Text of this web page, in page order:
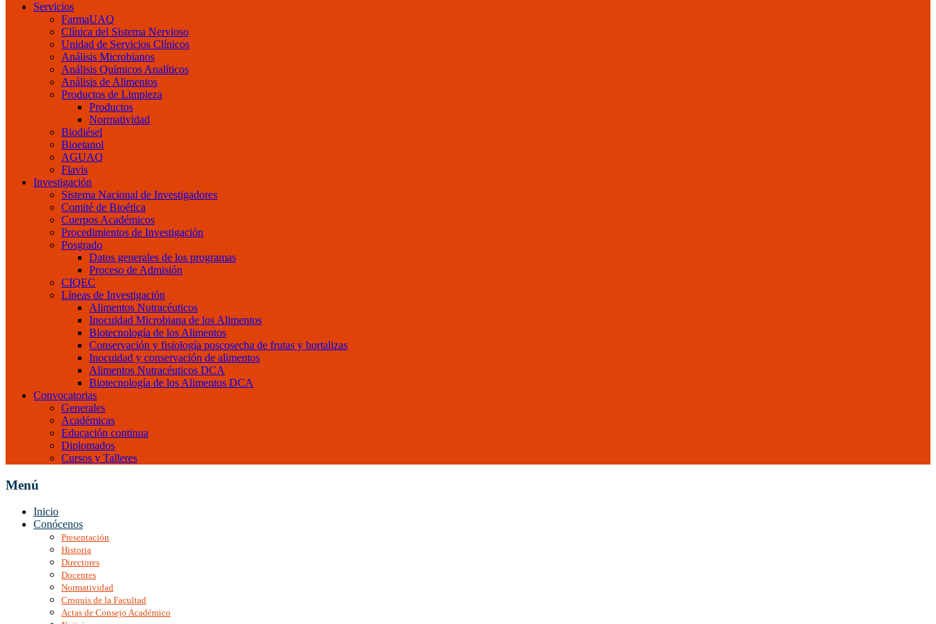
Servicios
FarmaUAQ
Clínica del Sistema Nervioso
Unidad de Servicios Clínicos
Análisis Microbianos
Análisis Químicos Analíticos
Análisis de Alimentos
Productos de Limpieza
Productos
Normatividad
Biodiésel
Bioetanol
AGUAQ
Flavis
Investigación
Sistema Nacional de Investigadores
Comité de Bioética
Cuerpos Académicos
Procedimientos de Investigación
Posgrado
Datos generales de los programas
Proceso de Admisión
CIQEC
Líneas de Investigación
Alimentos Nutracéuticos
Inocuidad Microbiana de los Alimentos
Biotecnología de los Alimentos
Conservación y fisiología poscosecha de frutas y hortalizas
Inocuidad y conservación de alimentos
Alimentos Nutracéuticos DCA
Biotecnología de los Alimentos DCA
Convocatorias
Generales
Académicas
Educación continua
Diplomados
Cursos y Talleres
Menú
Inicio
Conócenos
Presentación
Historia
Directores
Docentes
Normatividad
Croquis de la Facultad
Actas de Consejo Académico